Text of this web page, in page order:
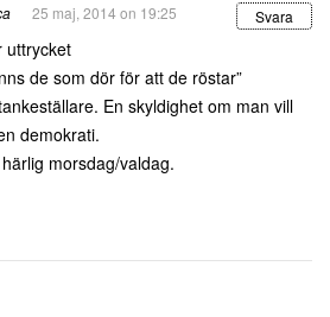
25 maj, 2014 on 19:25 Svara
uttrycket
de som dör för att de röstar”
En skyldighet om man vill
demokrati.
morsdag/valdag.